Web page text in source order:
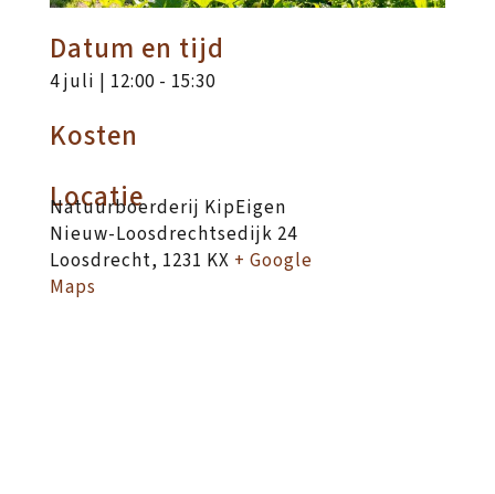
Datum en tijd
4 juli | 12:00- 15:30
Kosten
Locatie
Natuurboerderij KipEigen
Nieuw-Loosdrechtsedijk 24
Loosdrecht, 1231 KX + Google
Maps